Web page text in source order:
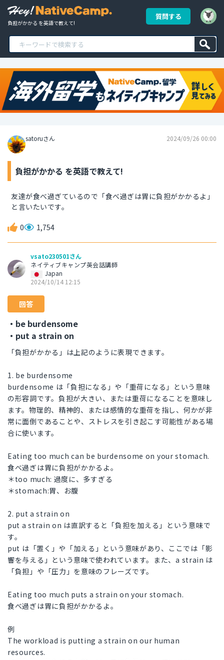
負担がかかる を英語で教えて!
質問する
satoruさん 2024/09/26 00:00
負担がかかる を英語で教えて!
友達が食べ過ぎているので「食べ過ぎは胃に負担がかかるよ」
と言いたいです。
0 1,754
vsato230501さん
ネイティブキャンプ英会話講師
Japan
2024/10/14 12:15
回答
・be burdensome
・put a strain on
「負担がかかる」は上記のように表現できます。
1. be burdensome
burdensome は「負担になる」や「重荷になる」という意味
の形容詞です。負担が大きい、または重荷になることを意味し
ます。物理的、精神的、または感情的な重荷を指し、何かが非
常に面倒であることや、ストレスを引き起こす可能性がある場
合に使います。
Eating too much can be burdensome on your stomach.
食べ過ぎは胃に負担がかかるよ。
＊too much: 過度に、多すぎる
＊stomach:胃、お腹
2. put a strain on
put a strain on は直訳すると「負担を加える」という意味で
す。
put は「置く」や「加える」という意味があり、ここでは「影
響を与える」という意味で使われています。また、a strain は
「負担」や「圧力」を意味のフレーズです。
Eating too much puts a strain on your stomach.
食べ過ぎは胃に負担がかかるよ。
例
The workload is putting a strain on our human
resources.